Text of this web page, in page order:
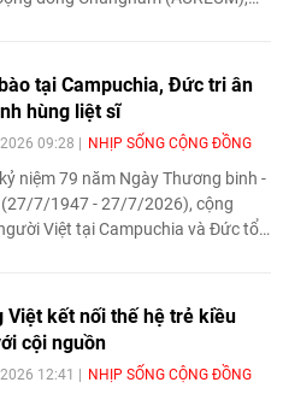
bước phát triển quan trọng trong
xây dựng mạng lưới tổ chức
người Việt Nam tại tỉnh
theo hướng chuyên nghiệp, bài
bền vững.
tại Campuchia, Đức tri ân
hùng liệt sĩ
09:28 NHỊP SỐNG CỘNG ĐỒNG
niệm 79 năm Ngày Thương binh -
(27/7/1947 - 27/7/2026), cộng
Việt tại Campuchia và Đức tổ
nơi xa Tổ quốc.
Việt kết nối thế hệ trẻ kiều
cội nguồn
12:41 NHỊP SỐNG CỘNG ĐỒNG